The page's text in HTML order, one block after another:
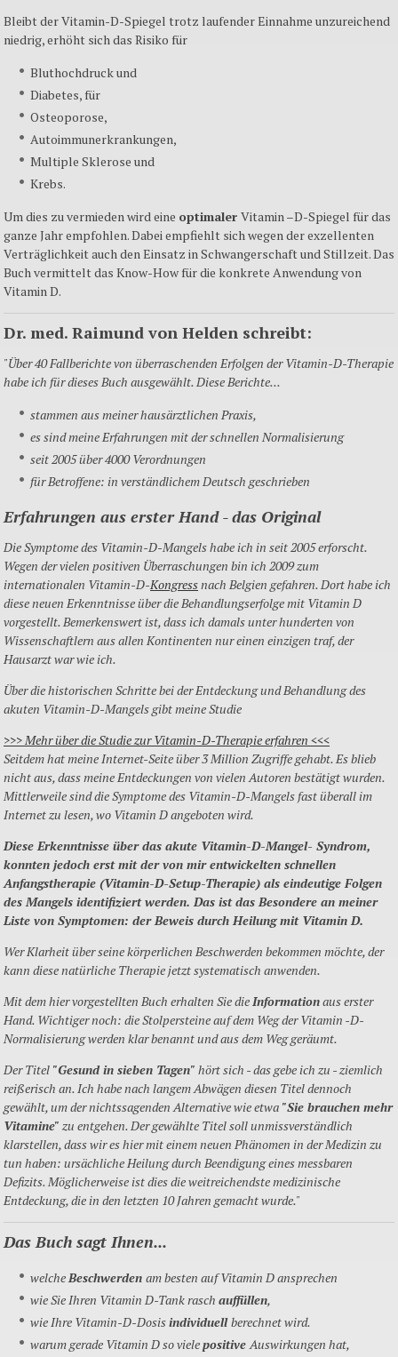
Bleibt der Vitamin-D-Spiegel trotz laufender Einnahme unzureichend
niedrig, erhöht sich das Risiko für
Bluthochdruck und
Diabetes, für
Osteoporose,
Autoimmunerkrankungen,
Multiple Sklerose und
Krebs.
Um dies zu vermieden wird eine optimaler Vitamin –D-Spiegel für das
ganze Jahr empfohlen. Dabei empfiehlt sich wegen der exzellenten
Verträglichkeit auch den Einsatz in Schwangerschaft und Stillzeit. Das
Buch vermittelt das Know-How für die konkrete Anwendung von
Vitamin D.
Dr. med. Raimund von Helden schreibt:
"Über 40 Fallberichte von überraschenden Erfolgen der Vitamin-D-Therapie
habe ich für dieses Buch ausgewählt. Diese Berichte...
stammen aus meiner hausärztlichen Praxis,
es sind meine Erfahrungen mit der schnellen Normalisierung
seit 2005 über 4000 Verordnungen
für Betroffene: in verständlichem Deutsch geschrieben
Erfahrungen aus erster Hand - das Original
Die Symptome des Vitamin-D-Mangels habe ich in seit 2005 erforscht.
Wegen der vielen positiven Überraschungen bin ich 2009 zum
internationalen Vitamin-D-Kongressnach Belgien gefahren. Dort habe ich
diese neuen Erkenntnisse über die Behandlungserfolge mit Vitamin D
vorgestellt. Bemerkenswert ist, dass ich damals unter hunderten von
Wissenschaftlern aus allen Kontinenten nur einen einzigen traf, der
Hausarzt war wie ich.
Über die historischen Schritte bei der Entdeckung und Behandlung des
akuten Vitamin-D-Mangels gibt meine Studie
>>> Mehr über die Studie zur Vitamin-D-Therapie erfahren <<<
Seitdem hat meine Internet-Seite über 3 Million Zugriffe gehabt. Es blieb
nicht aus, dass meine Entdeckungen von vielen Autoren bestätigt wurden.
Mittlerweile sind die Symptome des Vitamin-D-Mangels fast überall im
Internet zu lesen, wo Vitamin D angeboten wird.
Diese Erkenntnisse über das akute Vitamin-D-Mangel- Syndrom,
konnten jedoch erst mit der von mir entwickelten schnellen
Anfangstherapie (Vitamin-D-Setup-Therapie) als eindeutige Folgen
des Mangels identifiziert werden. Das ist das Besondere an meiner
Liste von Symptomen: der Beweis durch Heilung mit Vitamin D.
Wer Klarheit über seine körperlichen Beschwerden bekommen möchte, der
kann diese natürliche Therapie jetzt systematisch anwenden.
Mit dem hier vorgestellten Buch erhalten Sie dieInformationaus erster
Hand. Wichtiger noch: die Stolpersteine auf dem Weg der Vitamin -D-
Normalisierung werden klar benannt und aus dem Weg geräumt.
Der Titel "Gesund in sieben Tagen" hört sich - das gebe ich zu - ziemlich
reißerisch an. Ich habe nach langem Abwägen diesen Titel dennoch
gewählt, um der nichtssagenden Alternative wie etwa "Sie brauchen mehr
Vitamine"zu entgehen. Der gewählte Titel soll unmissverständlich
klarstellen, dass wir es hier mit einem neuen Phänomen in der Medizin zu
tun haben: ursächliche Heilung durch Beendigung eines messbaren
Defizits. Möglicherweise ist dies die weitreichendste medizinische
Entdeckung, die in den letzten 10 Jahren gemacht wurde."
Das Buch sagt Ihnen...
welcheBeschwerden am besten auf Vitamin D ansprechen
wie Sie Ihren Vitamin D-Tank rasch auffüllen,
wie Ihre Vitamin-D-Dosisindividuellberechnet wird.
warum gerade Vitamin D so vielepositiveAuswirkungen hat,